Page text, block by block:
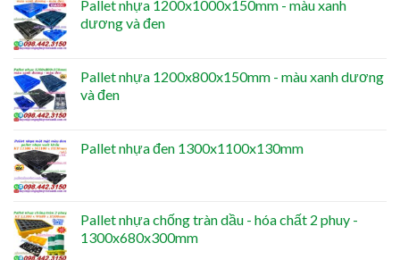
Pallet nhựa 1200x1000x150mm - màu xanh
dương và đen
Pallet nhựa 1200x800x150mm - màu xanh dương
và đen
Pallet nhựa đen 1300x1100x130mm
Pallet nhựa chống tràn dầu - hóa chất 2 phuy -
1300x680x300mm